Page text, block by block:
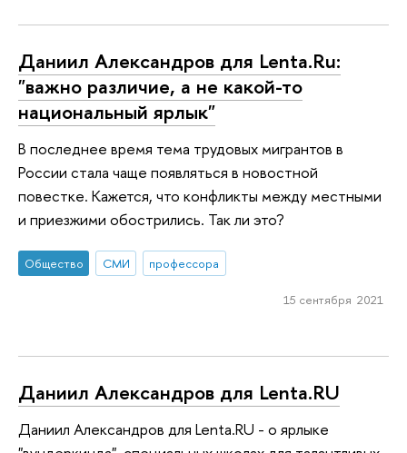
Даниил Александров для Lenta.Ru:
"важно различие, а не какой-то
национальный ярлык"
В последнее время тема трудовых мигрантов в
России стала чаще появляться в новостной
повестке. Кажется, что конфликты между местными
и приезжими обострились. Так ли это?
Общество СМИ профессора
15 сентября 2021
Даниил Александров для Lenta.RU
Даниил Александров для Lenta.RU - о ярлыке